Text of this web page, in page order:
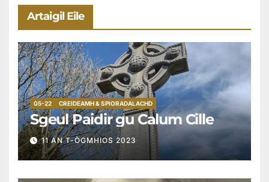
Artaigil Eile
05-22 CREIDEAMH & SPIORADALACHD
Sgeul Paidir gu Calum Cille
11 AN T-ÒGMHIOS 2023